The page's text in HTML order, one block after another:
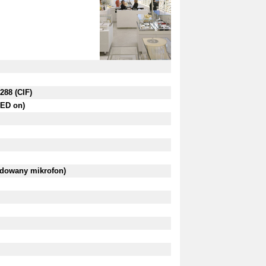
(CIF)
on)
mikrofon)